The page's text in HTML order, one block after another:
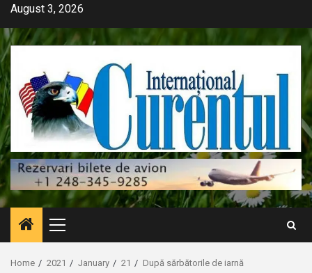
Skip
content
August 3, 2026
Primary
Menu
Home 2021 January 21 După sărbătorile de iarnă